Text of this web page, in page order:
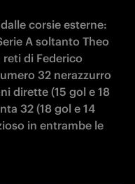
corsie esterne:
A soltanto Theo
di Federico
32 nerazzurro
dirette (15 gol e 18
32 (18 gol e 14
in entrambe le